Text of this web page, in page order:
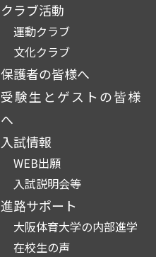
クラブ活動
運動クラブ
文化クラブ
保護者の皆様へ
受験生とゲストの皆様
へ
入試情報
WEB出願
入試説明会等
進路サポート
大阪体育大学の内部進学
在校生の声